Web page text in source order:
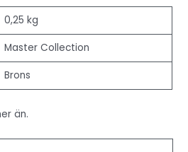
0,25 kg
Master Collection
Brons
än.